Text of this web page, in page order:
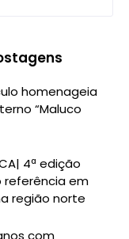
homenageia
“Maluco
4ª edição
referência em
região norte
com